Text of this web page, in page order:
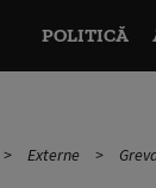
POLITICĂ
Externe